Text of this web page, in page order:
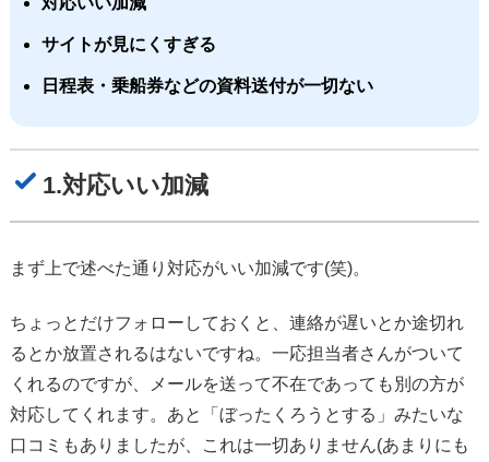
サイトが見にくすぎる
日程表・乗船券などの資料送付が一切ない
1.対応いい加減
まず上で述べた通り対応がいい加減です(笑)。
ちょっとだけフォローしておくと、連絡が遅いとか途切れ
るとか放置されるはないですね。一応担当者さんがついて
くれるのですが、メールを送って不在であっても別の方が
対応してくれます。あと「ぼったくろうとする」みたいな
口コミもありましたが、これは一切ありません(あまりにも